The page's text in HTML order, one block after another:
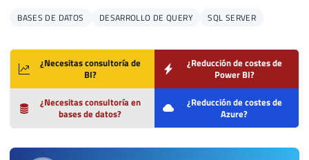
BASES DE DATOS DESARROLLO DE QUERY SQL SERVER
¿Necesitas consultoría de
BI?
¿Reducción de costes de
Power BI?
¿Necesitas consultoría en
bases de datos?
¿Reducción de costes de
Azure?